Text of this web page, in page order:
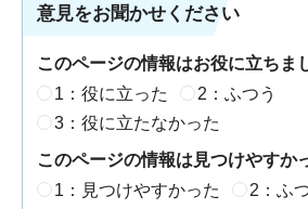
意見をお聞かせください
このページの情報はお役に立ちま
1：役に立った
2：ふつう
3：役に立たなかった
このページの情報は見つけやすか
1：見つけやすかった
2：ふ